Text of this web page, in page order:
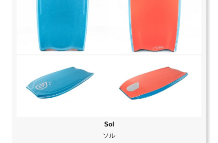
Sol
ソル